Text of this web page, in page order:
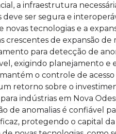
a infraestrutura
ser segura e
tecnologias e a
crescentes de expansão de
para detecção de
exigindo planejamento e
o controle de acesso
retorno sobre o
indústrias em Nova
de anomalias é confiável
protegendo o capital